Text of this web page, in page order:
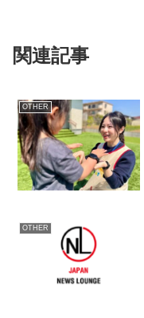
関連記事
OTHER
OTHER